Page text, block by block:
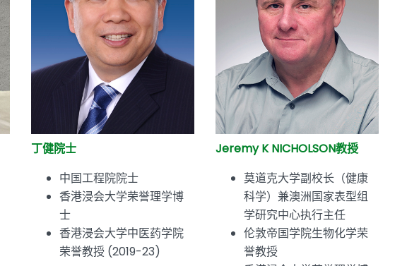
丁健院士
中国工程院院士
香港浸会大学荣誉理学博
士
香港浸会大学中医药学院
荣誉教授 (2019-23)
Jeremy K NICHOLSON教授
莫道克大学副校长（健康
科学）兼澳洲国家表型组
学研究中心执行主任
伦敦帝国学院生物化学荣
誉教授